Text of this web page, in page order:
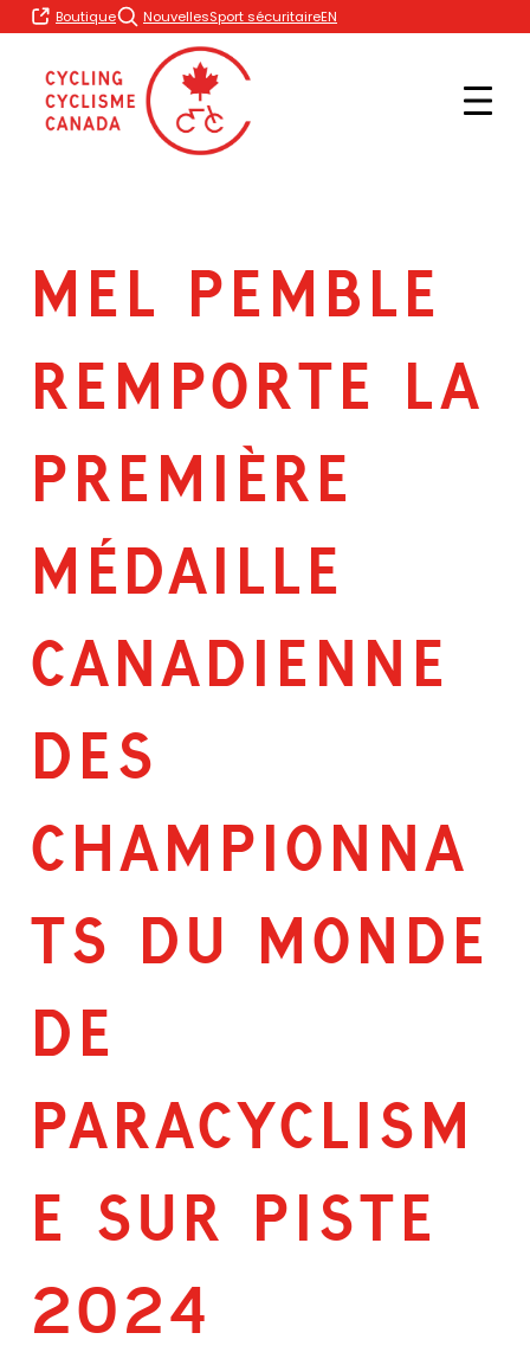
Skip
to
Boutique NouvellesSport sécuritaireEN
MEL PEMBLE
REMPORTE LA
PREMIÈRE
MÉDAILLE
CANADIENNE
DES
CHAMPIONNA
TS DU MONDE
DE
PARACYCLISM
E SUR PISTE
2024